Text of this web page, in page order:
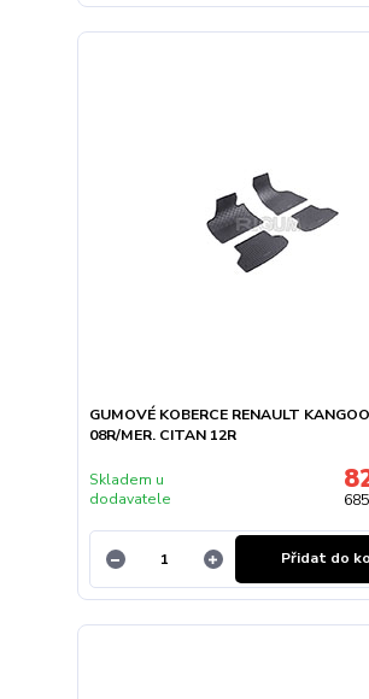
GUMOVÉ KOBERCE RENAULT
08R/MER. CITAN 12R
Skladem u
dodavatele
Přidat do